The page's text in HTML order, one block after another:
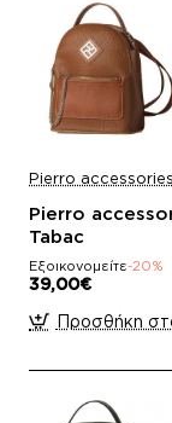
Pierro accessories
Pierro
Tabac
Εξοικονομείτε-20%
39,00€
Προσθήκη